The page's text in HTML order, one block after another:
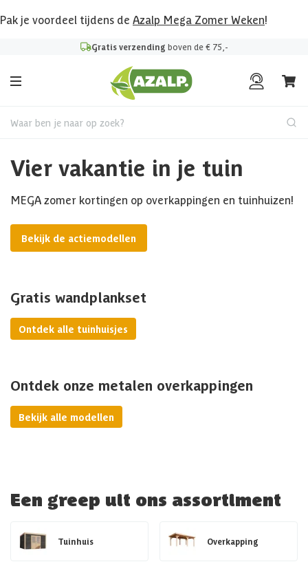
Pak je voordeel tijdens de Azalp Mega Zomer Weken!
Gratis verzending boven de € 75,-
Waar ben je naar op zoek?
Vier vakantie in je tuin
MEGA zomer kortingen op overkappingen en tuinhuizen!
Bekijk de actiemodellen
Gratis wandplankset
Ontdek alle tuinhuisjes
Ontdek onze metalen overkappingen
Bekijk alle modellen
Een greep uit ons assortiment
Tuinhuis Overkapping